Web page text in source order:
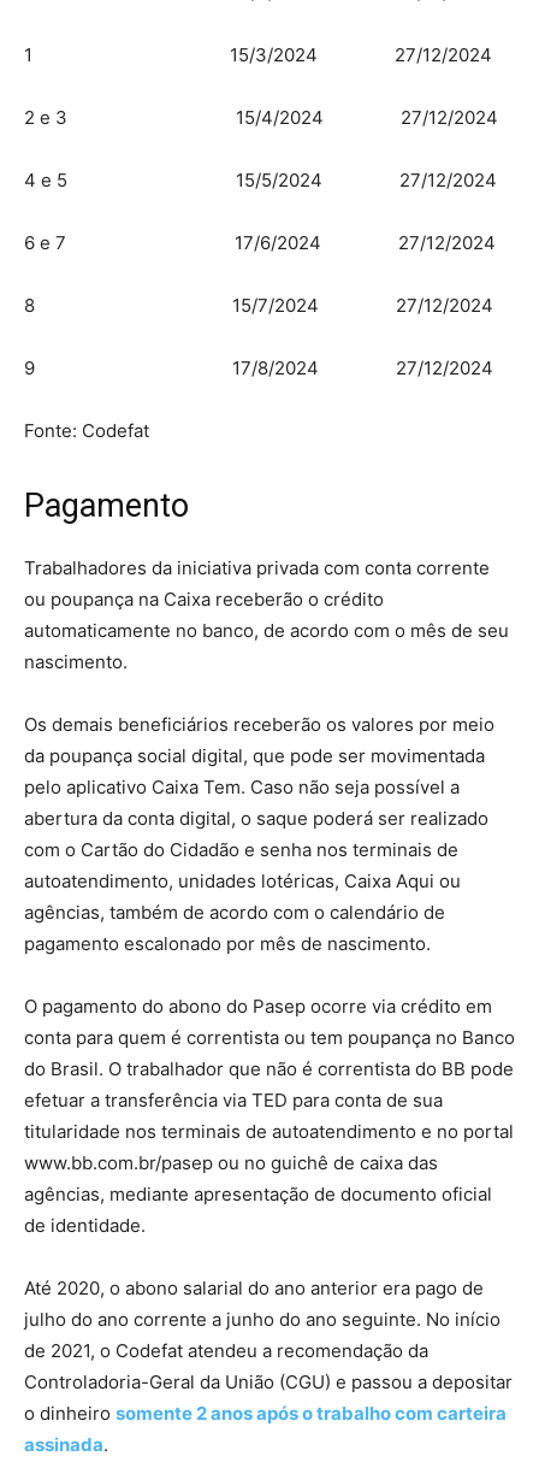
1 15/3/2024 27/12/2024
2 e 3 15/4/2024 27/12/2024
4 e 5 15/5/2024 27/12/2024
6 e 7 17/6/2024 27/12/2024
8 15/7/2024 27/12/2024
9 17/8/2024 27/12/2024
Fonte: Codefat
Pagamento
Trabalhadores da iniciativa privada com conta corrente
ou poupança na Caixa receberão o crédito
automaticamente no banco, de acordo com o mês de seu
nascimento.
Os demais beneficiários receberão os valores por meio
da poupança social digital, que pode ser movimentada
pelo aplicativo Caixa Tem. Caso não seja possível a
abertura da conta digital, o saque poderá ser realizado
com o Cartão do Cidadão e senha nos terminais de
autoatendimento, unidades lotéricas, Caixa Aqui ou
agências, também de acordo com o calendário de
pagamento escalonado por mês de nascimento.
O pagamento do abono do Pasep ocorre via crédito em
conta para quem é correntista ou tem poupança no Banco
do Brasil. O trabalhador que não é correntista do BB pode
efetuar a transferência via TED para conta de sua
titularidade nos terminais de autoatendimento e no portal
www.bb.com.br/pasep ou no guichê de caixa das
agências, mediante apresentação de documento oficial
de identidade.
Até 2020, o abono salarial do ano anterior era pago de
julho do ano corrente a junho do ano seguinte. No início
de 2021, o Codefat atendeu a recomendação da
Controladoria-Geral da União (CGU) e passou a depositar
o dinheiro somente 2 anos após o trabalho com carteira
assinada.